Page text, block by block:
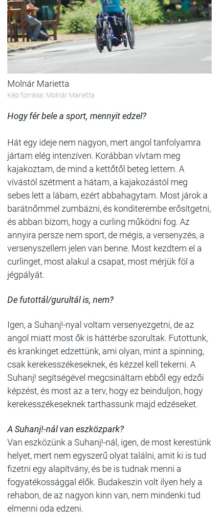
Molnár Marietta
Kép forrása: Molnár Marietta
Hogy fér bele a sport, mennyit edzel?
Hát egy ideje nem nagyon, mert angol tanfolyamra
jártam elég intenzíven. Korábban vívtam meg
kajakoztam, de mind a kettőtől beteg lettem. A
vívástól szétment a hátam, a kajakozástól meg
sebes lett a lábam, ezért abbahagytam. Most járok a
barátnőmmel zumbázni, és konditerembe erősítgetni,
és abban bízom, hogy a curling működni fog. Az
annyira persze nem sport, de mégis, a versenyzés, a
versenyszellem jelen van benne. Most kezdtem el a
curlinget, most alakul a csapat, most mérjük föl a
jégpályát.
De futottál/gurultál is, nem?
Igen, a Suhanj!-nyal voltam versenyezgetni, de az
angol miatt most ők is háttérbe szorultak. Futottunk,
és krankinget edzettünk, ami olyan, mint a spinning,
csak kerekesszékeseknek, és kézzel kell tekerni. A
Suhanj! segítségével megcsináltam ebből egy edzői
képzést, és most az a terv, hogy ez beinduljon, hogy
kerekesszékeseknek tarthassunk majd edzéseket.
A Suhanj!-nál van eszközpark?
Van eszközünk a Suhanj!-nál, igen, de most kerestünk
helyet, mert nem egyszerű olyat találni, amit ki is tud
fizetni egy alapítvány, és be is tudnak menni a
fogyatékossággal élők. Budakeszin volt ilyen hely a
rehabon, de az nagyon kinn van, nem mindenki tud
elmenni oda edzeni.